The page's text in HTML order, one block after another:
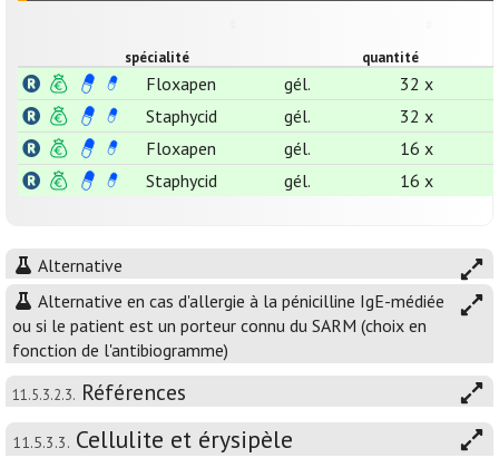
spécialité quantité
Floxapen gél.
32 x
Staphycid
gél.
32 x
Floxapen
gél.
16 x
Staphycid
gél. 16 x
Alternative
Alternative en cas d'allergie à la pénicilline IgE-médiée
ou si le patient est un porteur connu du SARM (choix en
fonction de l'antibiogramme)
11.5.3.2.3. Références
11.5.3.3. Cellulite et érysipèle